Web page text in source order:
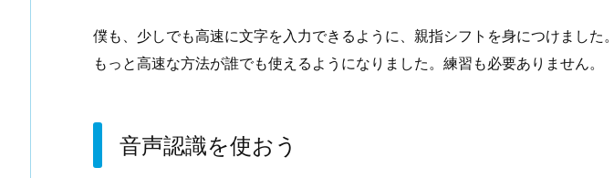
僕も、少しでも高速に文字を入力できるように、親指シフトを身につけました
もっと高速な方法が誰でも使えるようになりました。練習も必要ありません。
音声認識を使おう